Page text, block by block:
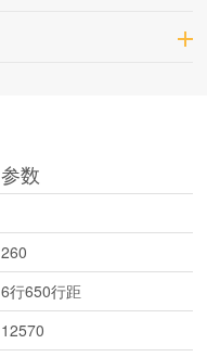
参数
260
6行650行距
12570